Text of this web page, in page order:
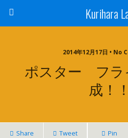
Kurihara
2014年12月17日 • No
ポスター フ
成！！
Share Tweet Pin